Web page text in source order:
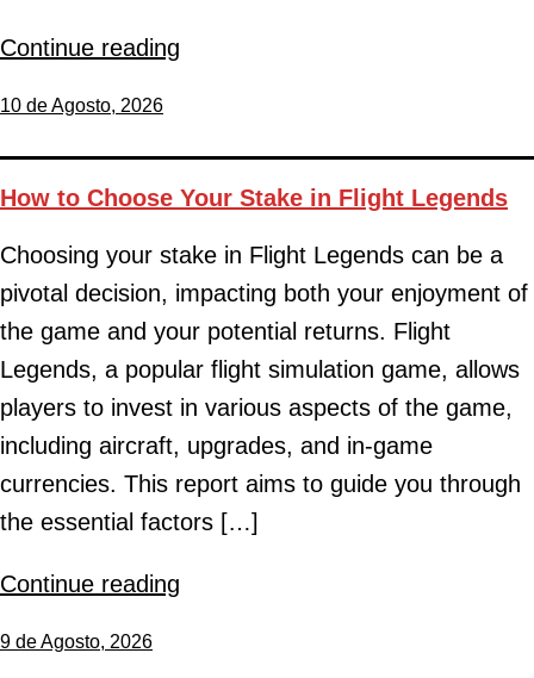
Continue reading
10 de Agosto, 2026
How to Choose Your Stake in Flight Legends
Choosing your stake in Flight Legends can be a
pivotal decision, impacting both your enjoyment of
the game and your potential returns. Flight
Legends, a popular flight simulation game, allows
players to invest in various aspects of the game,
including aircraft, upgrades, and in-game
currencies. This report aims to guide you through
the essential factors […]
Continue reading
9 de Agosto, 2026